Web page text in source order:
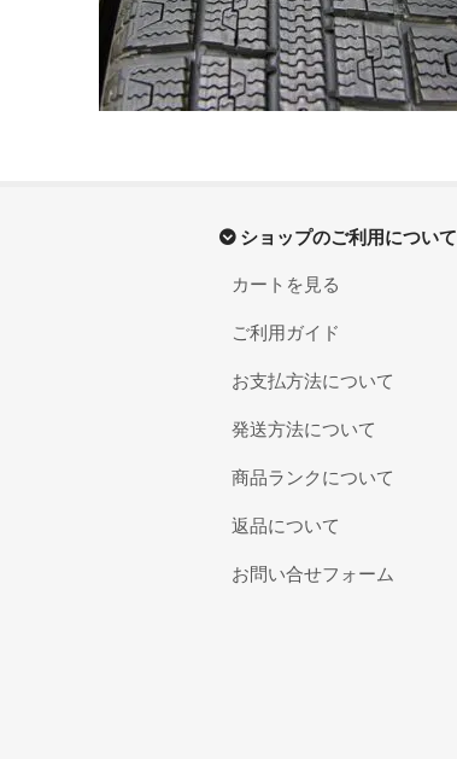
ショップのご利用について
カートを見る
ご利用ガイド
お支払方法について
発送方法について
商品ランクについて
返品について
お問い合せフォーム